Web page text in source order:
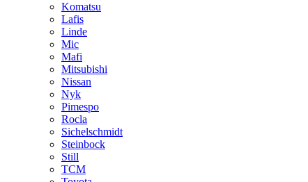
Komatsu
Lafis
Linde
Mic
Mafi
Mitsubishi
Nissan
Nyk
Pimespo
Rocla
Sichelschmidt
Steinbock
Still
TCM